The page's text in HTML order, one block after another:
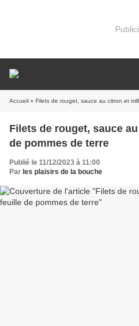
Accueil » Filets de rouget, sauce au citron et
Filets de rouget, sauce
de pommes de terre
Publié le 11/12/2023 à 11:00
Par les plaisirs de la bouche